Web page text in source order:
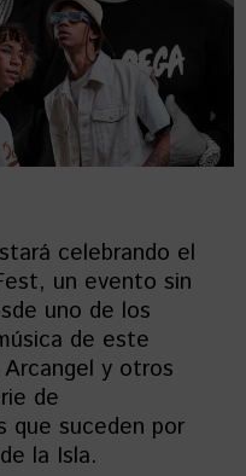
celebrando el
un evento sin
uno de los
de este
y otros
de
que suceden por
la Isla.